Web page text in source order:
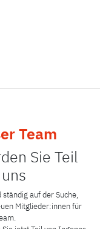
Team
Sie Teil
ständig auf der Suche,
Mitglieder:innen für